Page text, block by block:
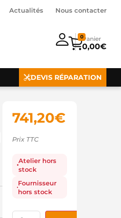
Actualités Nous contacter
0,00€
0
DEVIS RÉPARATION
741,20€
Prix TTC
Atelier hors
stock
Fournisseur
hors stock